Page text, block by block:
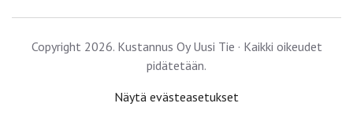
Copyright 2026. Kustannus Oy Uusi Tie · Kaikki oikeudet
pidätetään.
Näytä evästeasetukset